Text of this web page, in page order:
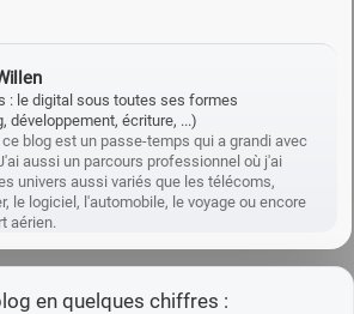
: le digital sous toutes ses formes
développement, écriture, ...)
ce blog est un passe-temps qui a grandi avec
aussi un parcours professionnel où j'ai
univers aussi variés que les télécoms,
le logiciel, l'automobile, le voyage ou encore
aérien.
en quelques chiffres :